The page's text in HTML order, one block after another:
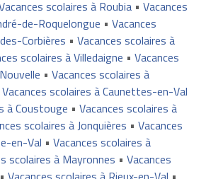
scolaires à Roubia• Vacances
de-Roquelongue • Vacances
Corbières • Vacances scolaires à
scolaires à Villedaigne • Vacances
• Vacances scolaires à
Vacances scolaires à Caunettes-en-Val
à Coustouge • Vacances scolaires à
scolaires à Jonquières • Vacances
en-Val • Vacances scolaires à
scolaires à Mayronnes • Vacances